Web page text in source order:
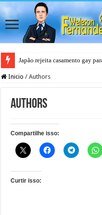
Japão rejeita casamento gay
Inicio / Authors
Authors
Compartilhe isso:
Curtir isso: